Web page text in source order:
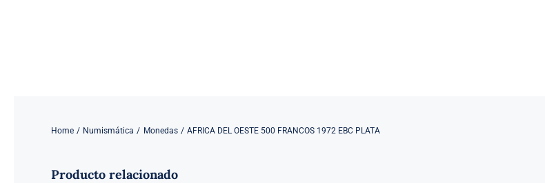
Home Numismática Monedas AFRICA DEL OESTE 500 FRANCOS 1972 EBC PLATA
Producto relacionado